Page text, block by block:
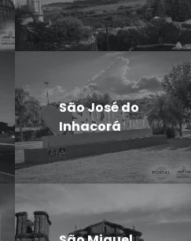
São José do
Inhacorá